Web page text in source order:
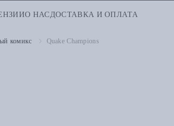
О НАС ДОСТАВКА И ОПЛАТА
комикс Quake Champions